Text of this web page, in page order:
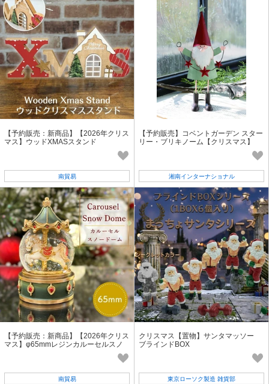
【予約販売：新商品】【2026年クリス
マス】ウッドXMASスタンド
南貿易
【予約販売】コベントガーデン スター
リー・ブリキノーム【クリスマス】
湘南インターナショナル
【予約販売：新商品】【2026年クリス
マス】φ65mmレジンカルーセルスノ
南貿易
クリスマス【置物】サンタマッソー
ブラインドBOX
東京ローソク製造 雑貨部